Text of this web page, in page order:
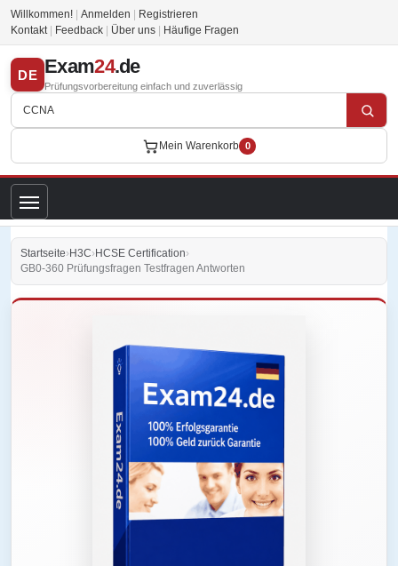
Willkommen! Anmelden
Registrieren
Kontakt
Feedback Über uns Häufige Fragen
DE Exam24.de
Prüfungsvorbereitung einfach und zuverlässig
Mein Warenkorb 0
Startseite›H3C›HCSE Certification›
GB0-360 Prüfungsfragen Testfragen Antworten